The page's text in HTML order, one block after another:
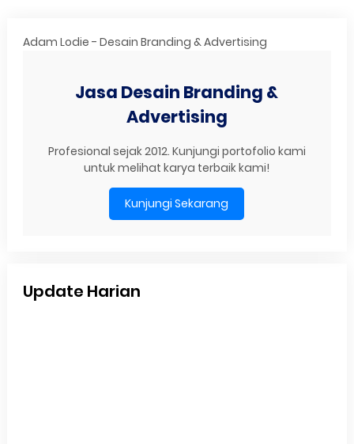
Adam Lodie - Desain Branding & Advertising
Jasa Desain Branding &
Advertising
Profesional sejak 2012. Kunjungi portofolio kami
untuk melihat karya terbaik kami!
Kunjungi Sekarang
Update Harian